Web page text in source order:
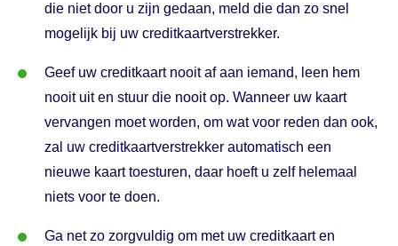
die niet door u zijn gedaan, meld die dan zo snel
mogelijk bij uw creditkaartverstrekker.
Geef uw creditkaart nooit af aan iemand, leen hem
nooit uit en stuur die nooit op. Wanneer uw kaart
vervangen moet worden, om wat voor reden dan ook,
zal uw creditkaartverstrekker automatisch een
nieuwe kaart toesturen, daar hoeft u zelf helemaal
niets voor te doen.
Ga net zo zorgvuldig om met uw creditkaart en